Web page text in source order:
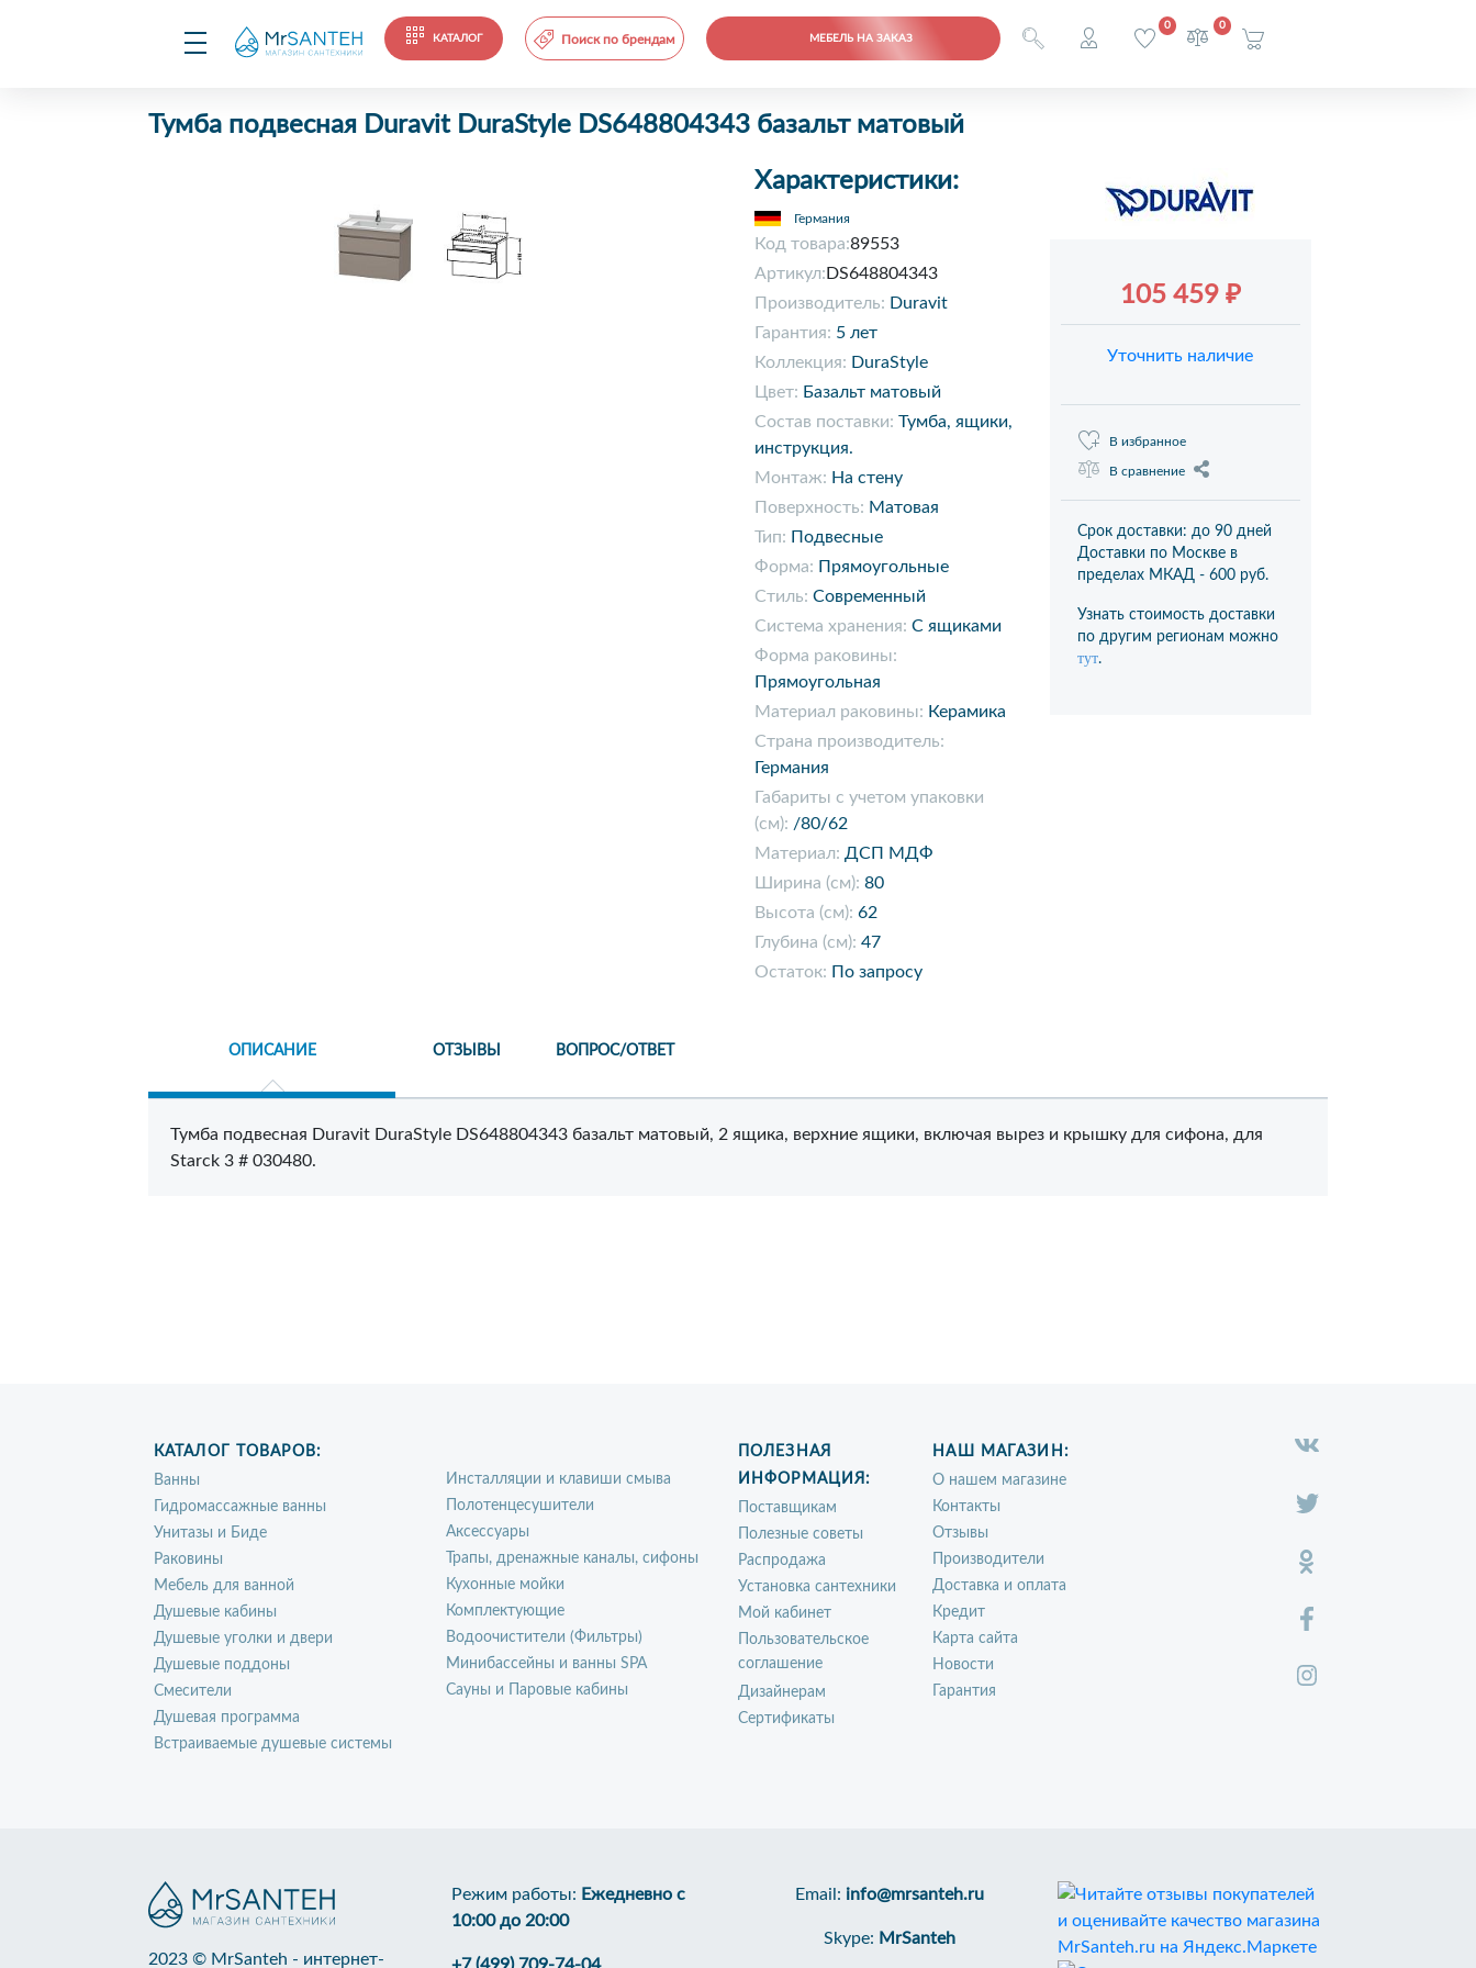
КАТАЛОГ Поиск по брендам МЕБЕЛЬ НА ЗАКАЗ
0 0
Тумба подвесная Duravit DuraStyle DS648804343 базальт матовый
Характеристики:
Германия
Код товара:89553
Артикул: DS648804343
Производитель: Duravit
Гарантия: 5 лет
Коллекция: DuraStyle
Цвет: Базальт матовый
Состав поставки: Тумба, ящики,
инструкция.
Монтаж: На стену
Поверхность: Матовая
Тип: Подвесные
Форма: Прямоугольные
Стиль: Современный
Система хранения: С ящиками
Форма раковины:
Прямоугольная
Материал раковины: Керамика
Страна производитель:
Германия
Габариты с учетом упаковки
(см): /80/62
Материал: ДСП МДФ
Ширина (см): 80
Высота (см): 62
Глубина (см): 47
Остаток: По запросу
105 459 ₽
Уточнить наличие
В избранное
В сравнение
Срок доставки: до 90 дней
Доставки по Москве в
пределах МКАД - 600 руб.
Узнать стоимость доставки
по другим регионам можно
тут.
ОПИСАНИЕ ОТЗЫВЫ ВОПРОС/ОТВЕТ
Тумба подвесная Duravit DuraStyle DS648804343 базальт матовый, 2 ящика, верхние ящики, включая вырез и крышку для сифона, для
Starck 3 # 030480.
КАТАЛОГ ТОВАРОВ:
Ванны
Гидромассажные ванны
Унитазы и Биде
Раковины
Мебель для ванной
Душевые кабины
Душевые уголки и двери
Душевые поддоны
Смесители
Душевая программа
Встраиваемые душевые системы
Инсталляции и клавиши смыва
Полотенцесушители
Аксессуары
Трапы, дренажные каналы, сифоны
Кухонные мойки
Комплектующие
Водоочистители (Фильтры)
Минибассейны и ванны SPA
Сауны и Паровые кабины
ПОЛЕЗНАЯ
ИНФОРМАЦИЯ:
Поставщикам
Полезные советы
Распродажа
Установка сантехники
Мой кабинет
Пользовательское
соглашение
Дизайнерам
Сертификаты
НАШ МАГАЗИН:
О нашем магазине
Контакты
Отзывы
Производители
Доставка и оплата
Кредит
Карта сайта
Новости
Гарантия
2023 © MrSanteh - интернет-
Режим работы: Ежедневно с
10:00 до 20:00
Email: info@mrsanteh.ru
Skype: MrSanteh